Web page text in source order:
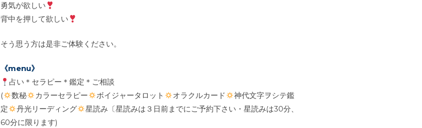
勇気が欲しい
背中を押して欲しい
そう思う方は是非ご体験ください。
《menu》
占い＊セラピー＊鑑定＊ご相談
(
数秘 カラーセラピー ボイジャータロット オラクルカード
神代文字ヲシテ鑑
定
丹光リーディング
星読み〔星読みは３日前までにご予約下さい・星読みは30分、
60分に限ります)